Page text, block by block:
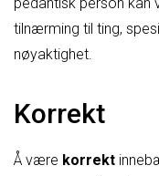
tilnærming til ting,
nøyaktighet.
Korrekt
Å være korrekt